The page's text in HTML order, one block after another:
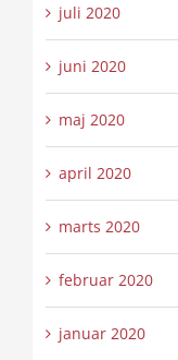
juli 2020
juni 2020
maj 2020
april 2020
marts 2020
februar 2020
januar 2020